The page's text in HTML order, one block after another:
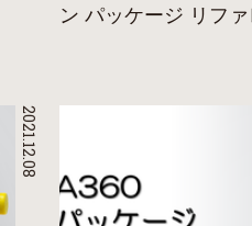
ン パッケージ リファ
2021.12.08